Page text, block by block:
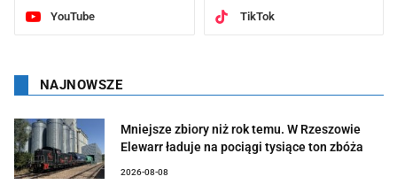
YouTube TikTok
NAJNOWSZE
Mniejsze zbiory niż rok temu. W Rzeszowie
Elewarr ładuje na pociągi tysiące ton zbóża
2026-08-08